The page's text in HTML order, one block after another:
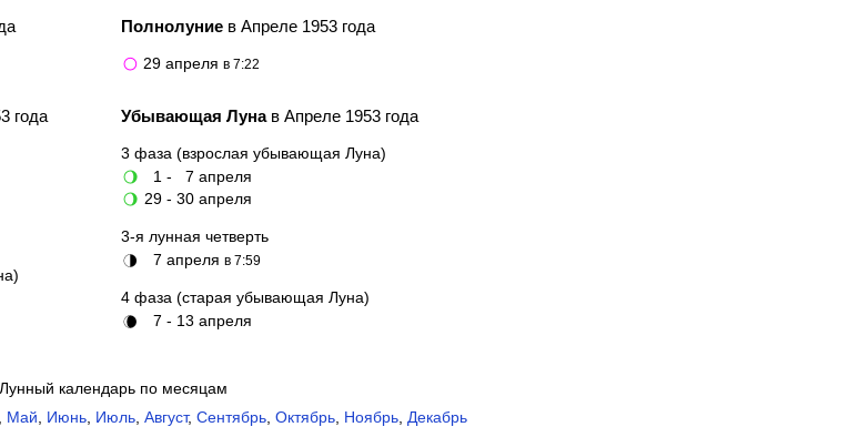
Полнолуние в Апреле 1953 года
🌕 29 апреля в 7:22
года Убывающая Луна в Апреле 1953 года
3 фаза (взрослая убывающая Луна)
🌖 1 - 7 апреля
🌖 29 - 30 апреля
3-я лунная четверть
🌗 7 апреля в 7:59
4 фаза (старая убывающая Луна)
🌘 7 - 13 апреля
Лунный календарь по месяцам
, Май, Июнь, Июль, Август, Сентябрь, Октябрь, Ноябрь, Декабрь